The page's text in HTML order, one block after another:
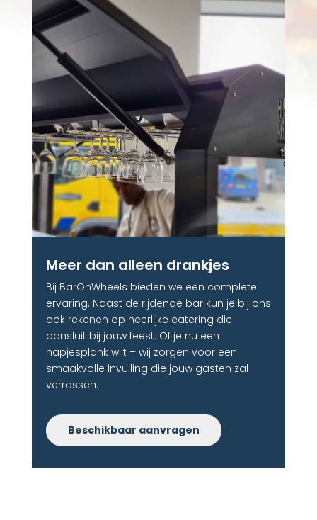
Meer dan alleen drankjes​
Bij BarOnWheels bieden we een complete
ervaring. Naast de rijdende bar kun je bij ons
ook rekenen op heerlijke catering die
aansluit bij jouw feest. Of je nu een
hapjesplank wilt – wij zorgen voor een
smaakvolle invulling die jouw gasten zal
verrassen.
Beschikbaar aanvragen